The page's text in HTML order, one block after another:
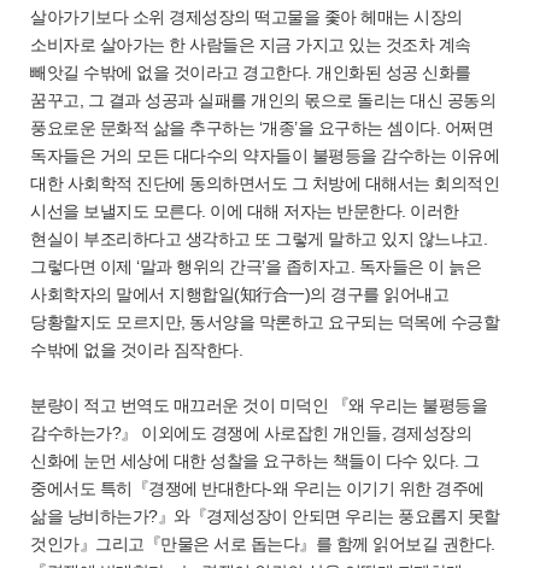
살아가기보다 소위 경제성장의 떡고물을 좇아 헤매는 시장의
소비자로 살아가는 한 사람들은 지금 가지고 있는 것조차 계속
빼앗길 수밖에 없을 것이라고 경고한다. 개인화된 성공 신화를
꿈꾸고, 그 결과 성공과 실패를 개인의 몫으로 돌리는 대신 공동의
풍요로운 문화적 삶을 추구하는 ‘개종’을 요구하는 셈이다. 어쩌면
독자들은 거의 모든 대다수의 약자들이 불평등을 감수하는 이유에
대한 사회학적 진단에 동의하면서도 그 처방에 대해서는 회의적인
시선을 보낼지도 모른다. 이에 대해 저자는 반문한다. 이러한
현실이 부조리하다고 생각하고 또 그렇게 말하고 있지 않느냐고.
그렇다면 이제 ‘말과 행위의 간극’을 좁히자고. 독자들은 이 늙은
사회학자의 말에서 지행합일(知行合一)의 경구를 읽어내고
당황할지도 모르지만, 동서양을 막론하고 요구되는 덕목에 수긍할
수밖에 없을 것이라 짐작한다.
분량이 적고 번역도 매끄러운 것이 미덕인 『왜 우리는 불평등을
감수하는가?』 이외에도 경쟁에 사로잡힌 개인들, 경제성장의
신화에 눈먼 세상에 대한 성찰을 요구하는 책들이 다수 있다. 그
중에서도 특히『경쟁에 반대한다-왜 우리는 이기기 위한 경주에
삶을 낭비하는가?』와『경제성장이 안되면 우리는 풍요롭지 못할
것인가』그리고『만물은 서로 돕는다』를 함께 읽어보길 권한다.